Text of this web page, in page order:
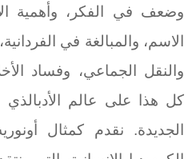
وضعف في الفكر، وأهمية
الاسم، والمبالغة في
والنقل الجماعي، وفساد
كل هذا على عالم
الجديدة. نقدم كمثال